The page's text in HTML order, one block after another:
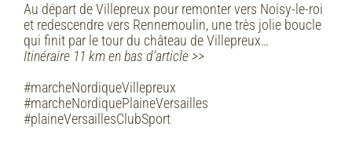
Au départ de Villepreux pour remonter vers Noisy-le-roi
et redescendre vers Rennemoulin, une très jolie boucle
qui finit par le tour du château de Villepreux…
Itinéraire 11 km en bas d’article >>
#marcheNordiqueVillepreux
#marcheNordiquePlaineVersailles
#plaineVersaillesClubSport